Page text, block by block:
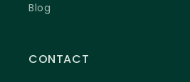
Blog
CONTACT